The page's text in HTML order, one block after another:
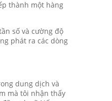
thành một hàng
số và cường độ
phát ra các dòng
dung dịch và
mà tôi nhận thấy